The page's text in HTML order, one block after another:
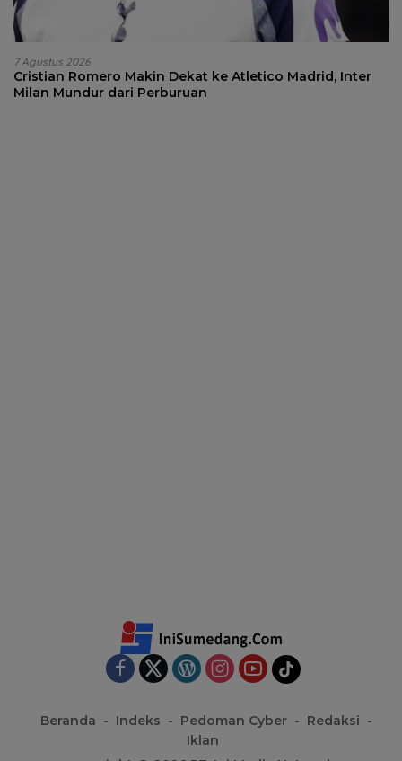
7 Agustus 2026
Cristian Romero Makin Dekat ke Atletico Madrid, Inter
Milan Mundur dari Perburuan
Beranda Indeks Pedoman Cyber
Redaksi
Iklan